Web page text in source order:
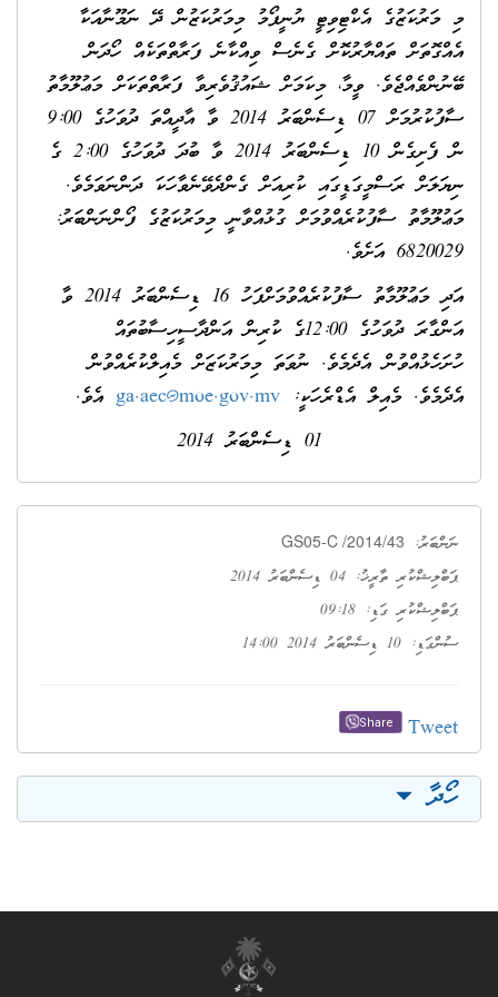
މި މަރުކަޒުގެ އެކްޓިވިޓީ ޔުނީފޯމު މިމަރުކަޒުން ދޭ ނަމޫނާއަކާ
އެއްގޮތަށް ތައްޔާރުކޮށް ގެނެސް ވިއްކާނެ ފަރާތްތަކެއް ހޯދަން
ބޭނުންވެއްޖެވެ. ވީމާ، މިކަމަށް ޝައުޤުވެރިވާ ފަރާތްތަކަށް މަޢުލޫމާތު
ސާފުކުރުމަށް 07 ޑިސެންބަރު 2014 ވާ އާދީއްތަ ދުވަހުގެ 9:00
ން ފެށިގެން 10 ޑިސެންބަރު 2014 ވާ ބުދަ ދުވަހުގެ 2:00 ގެ
ނިޔަލަށް ރަސްމީގަޑީގައި ކުރިއަށް ގެންދެވޭނެވާހަކަ ދަންނަވަމެވެ.
މަޢުލޫމާތު ސާފުކުރެއްވުމަށް ގުޅުއްވާނީ މިމަރުކަޒުގެ ފޯންނަންބަރު:
6820029 އަށެވެ.
އަދި މަޢުލޫމާތު ސާފުކުރެއްވުމަށްފަހު 16 ޑިސެންބަރު 2014 ވާ
އަންގާރަ ދުވަހުގެ 12:00ގެ ކުރިން އަންދާސީހިސާބުތައް
ހުށަހެޅުއްވުން އެދެމެވެ. ނުވަތަ މިމަރުކަޒަށް މެއިލްކުރެއްވުން
އެދެމެވެ. މެއިލް އެޑްރެހަކީ: ga.aec@moe.gov.mv އެވެ.
01 ޑިސެންބަރު 2014
ނަންބަރު: GS05-C /2014/43
ޕަބްލިޝްކުރި ތާރީޚު: 04 ޑިސެންބަރު 2014
ޕަބްލިޝްކުރި ގަޑި: 09:18
ސުންގަޑި: 10 ޑިސެންބަރު 2014 14:00
Tweet
Share
ހޯދާ